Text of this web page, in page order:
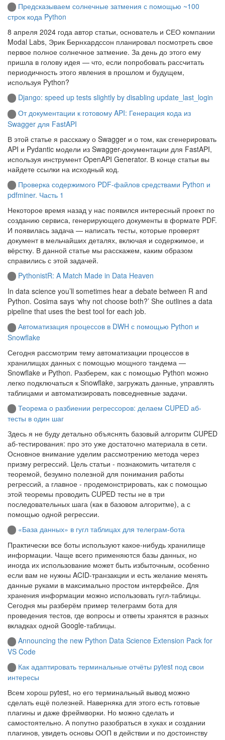
Предсказываем солнечные затмения с помощью ~100
строк кода Python
8 апреля 2024 года автор статьи, основатель и СЕО компании
Modal Labs, Эрик Бернхардссон планировал посмотреть свое
первое полное солнечное затмение. За день до этого ему
пришла в голову идея — что, если попробовать рассчитать
периодичность этого явления в прошлом и будущем,
используя Python?
Django: speed up tests slightly by disabling update_last_login
От документации к готовому API: Генерация кода из
Swagger для FastAPI
В этой статье я расскажу о Swagger и о том, как сгенерировать
API и Pydantic модели из Swagger-документации для FastAPI,
используя инструмент OpenAPI Generator. В конце статьи вы
найдете ссылки на исходный код.
Проверка содержимого PDF-файлов средствами Python и
pdfminer. Часть 1
Некоторое время назад у нас появился интересный проект по
созданию сервиса, генерирующего документы в формате PDF.
И появилась задача — написать тесты, которые проверят
документ в мельчайших деталях, включая и содержимое, и
вёрстку. В данной статье мы расскажем, каким образом
справились с этой задачей.
PythonistR: A Match Made in Data Heaven
In data science you’ll sometimes hear a debate between R and
Python. Cosima says ‘why not choose both?’ She outlines a data
pipeline that uses the best tool for each job.
Автоматизация процессов в DWH с помощью Python и
Snowflake
Сегодня рассмотрим тему автоматизации процессов в
хранилищах данных с помощью мощного тандема —
Snowflake и Python. Разберем, как с помощью Python можно
легко подключаться к Snowflake, загружать данные, управлять
таблицами и автоматизировать повседневные задачи.
Теорема о разбиении регрессоров: делаем CUPED аб-
тесты в один шаг
Здесь я не буду детально объяснять базовый алгоритм CUPED
аб-тестирования: про это уже достаточно материала в сети.
Основное внимание уделим рассмотрению метода через
призму регрессий. Цель статьи - познакомить читателя с
теоремой, безумно полезной для понимания работы
регрессий, а главное - продемонстрировать, как с помощью
этой теоремы проводить CUPED тесты не в три
последовательных шага (как в базовом алгоритме), а с
помощью одной регрессии.
«База данных» в гугл таблицах для телеграм-бота
Практически все боты используют какое-нибудь хранилище
информации. Чаще всего применяются базы данных, но
иногда их использование может быть избыточным, особенно
если вам не нужны ACID-транзакции и есть желание менять
данные руками в максимально простом интерфейсе. Для
хранения информации можно использовать гугл-таблицы.
Сегодня мы разберём пример телеграмм бота для
проведения тестов, где вопросы и ответы хранятся в разных
вкладках одной Google-таблицы.
Announcing the new Python Data Science Extension Pack for
VS Code
Как адаптировать терминальные отчёты pytest под свои
интересы
Всем хорош pytest, но его терминальный вывод можно
сделать ещё полезней. Наверняка для этого есть готовые
плагины и даже фреймворки. Но можно сделать и
самостоятельно. А попутно разобраться в хуках и создании
плагинов, увидеть основы ООП в действии и по достоинству